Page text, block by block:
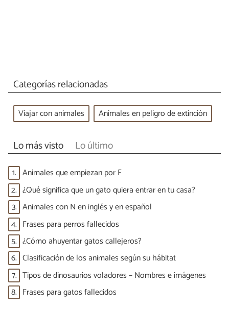
Categorías relacionadas
Viajar con animales Animales en peligro de extinción
Lo más visto Lo último
1. Animales que empiezan por F
2. ¿Qué significa que un gato quiera entrar en tu casa?
3. Animales con N en inglés y en español
4. Frases para perros fallecidos
5. ¿Cómo ahuyentar gatos callejeros?
6. Clasificación de los animales según su hábitat
7. Tipos de dinosaurios voladores – Nombres e imágenes
8. Frases para gatos fallecidos